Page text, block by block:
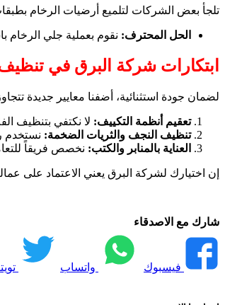
تلجأ بعض الشركات لتلميع أرضيات الرخام
الحل المحترف: نقوم بعملية جلي الرخام
ابتكارات شركة البرق في
لضمان جودة استثنائية، أضفنا معايير جديدة
تعقيم أنظمة التكييف: لا نكتفي بتنظيف
تنظيف النجف والثريات الضخمة: نستخدم
العناية بالمنابر والكتب: نخصص فريقاً
إن اختيارك لشركة البرق يعني الاعتماد على
شارك مع الاصدقاء
فيسبوك واتساب